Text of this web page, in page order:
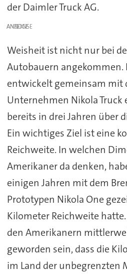
der Daimler Truck AG.
ANZEIGE
Weisheit ist nicht nur bei
Autobauern angekommen.
entwickelt gemeinsam mit
Unternehmen Nikola Truck
bereits in drei Jahren über
Ein wichtiges Ziel ist eine
Reichweite. In welchen
Amerikaner da denken,
einigen Jahren mit dem
Prototypen Nikola One
Kilometer Reichweite
den Amerikanern
geworden sein, dass die
im Land der